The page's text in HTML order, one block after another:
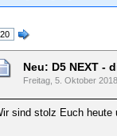
20
Neu: D5 NEXT -
Freitag, 5. Oktober
sind stolz Euch heute